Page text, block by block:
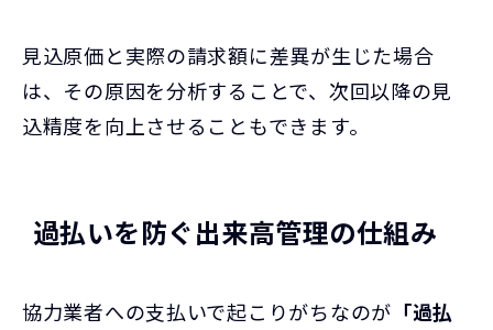
見込原価と実際の請求額に差異が生じた場合
は、その原因を分析することで、次回以降の見
込精度を向上させることもできます。
過払いを防ぐ出来高管理の仕組み
協力業者への支払いで起こりがちなのが 「過払